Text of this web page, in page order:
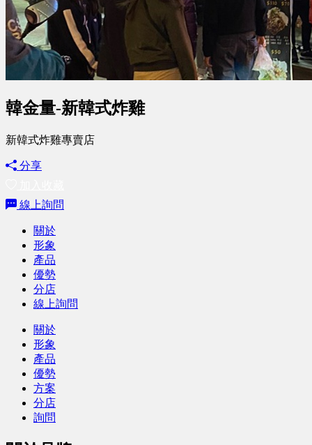
韓金量-新韓式炸雞
新韓式炸雞專賣店
分享
線上詢問
關於
形象
產品
優勢
分店
線上詢問
關於
形象
產品
優勢
方案
分店
詢問